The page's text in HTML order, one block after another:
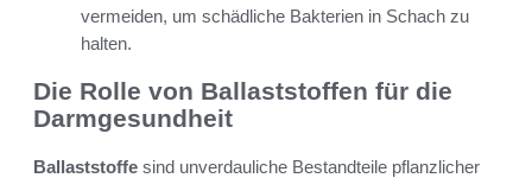
vermeiden, um schädliche Bakterien in Schach zu
halten.
Die Rolle von Ballaststoffen für die
Darmgesundheit
Ballaststoffe sind unverdauliche Bestandteile pflanzlicher